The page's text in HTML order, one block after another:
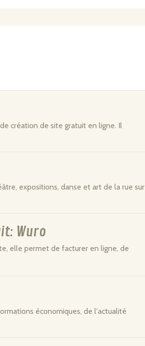
création de site gratuit en ligne. Il
expositions, danse et art de la rue sur
Wuro
elle permet de facturer en ligne, de
économiques, de l'actualité